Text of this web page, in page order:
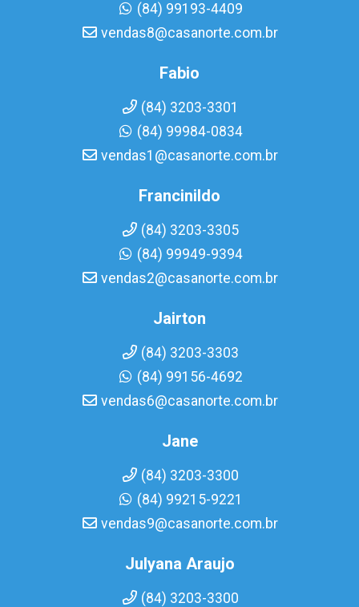
(84) 99193-4409
vendas8@casanorte.com.br
Fabio
(84) 3203-3301
(84) 99984-0834
vendas1@casanorte.com.br
Francinildo
(84) 3203-3305
(84) 99949-9394
vendas2@casanorte.com.br
Jairton
(84) 3203-3303
(84) 99156-4692
vendas6@casanorte.com.br
Jane
(84) 3203-3300
(84) 99215-9221
vendas9@casanorte.com.br
Julyana Araujo
(84) 3203-3300